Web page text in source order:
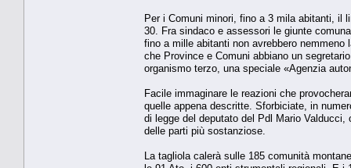
Per i Comuni minori, fino a 3 mi­la abitanti, il
30. Fra sin­daco e assessori le giunte
fino a mille abitanti non avrebbero
che Province e Comuni abbiano un
organismo terzo, una speciale «Agenzia
Facile immaginare le reazioni che
quelle appena descritte. Sforbiciate, in
di legge del deputato del Pdl Mario
delle parti più sostanziose.
La tagliola calerà sulle 185 comuni­tà